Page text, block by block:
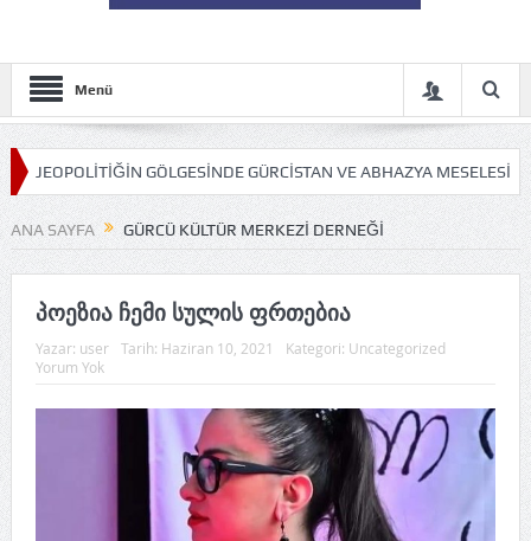
Menü
GÖLGESİNDE GÜRCİSTAN VE ABHAZYA MESELESİ Ahmet
ANA SAYFA GÜRCÜ KÜLTÜR MERKEZI DERNEĞI
პოეზია ჩემი სულის ფრთებია
Yazar: user Tarih: Haziran 10, 2021 Kategori: Uncategorized
Yorum Yok